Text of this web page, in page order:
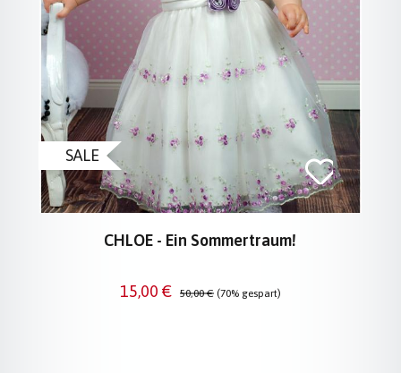
SALE
CHLOE - Ein Sommertraum!
Verkaufspreis:
15,00 € Regulärer Preis:
50,00 € (70% gespart)